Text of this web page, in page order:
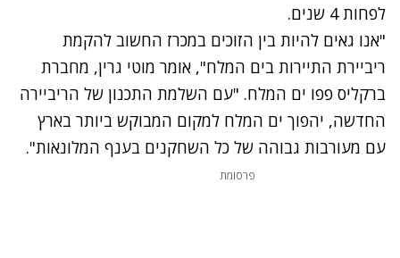
לפחות 4 שנים.
"אנו גאים להיות בין הזוכים במכרז החשוב להקמת
ריביירת התיירות בים המלח", אומר מוטי גרין, מחברת
ברקליס פפו ים המלח. "עם השלמת התכנון של הריביירה
החדשה, יהפוך ים המלח למקום המבוקש ביותר בארץ
עם מעורבות גבוהה של כל השחקנים בענף המלונאות".
פרסומת